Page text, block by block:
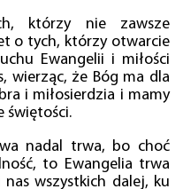
którzy nie zawsze
o tych, którzy otwarcie
Ewangelii i miłości
wierząc, że Bóg ma dla
i miłosierdzia i mamy
świętości.
nadal trwa, bo choć
to Ewangelia trwa
wszystkich dalej, ku